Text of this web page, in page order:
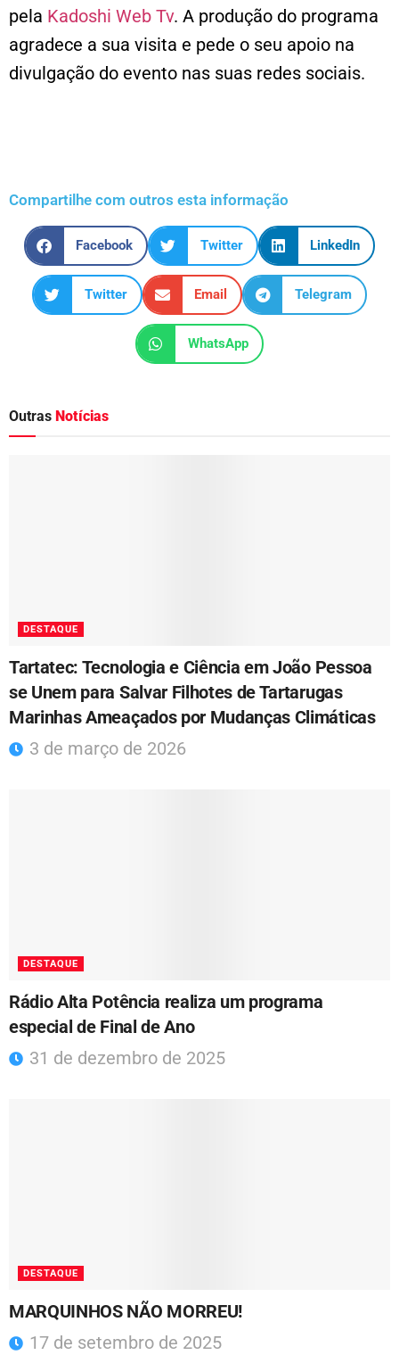
pela Kadoshi Web Tv. A produção do programa
agradece a sua visita e pede o seu apoio na
divulgação do evento nas suas redes sociais.
Compartilhe com outros esta informação
Facebook Twitter LinkedIn
Twitter Email Telegram
WhatsApp
Outras Notícias
DESTAQUE
Tartatec: Tecnologia e Ciência em João Pessoa
se Unem para Salvar Filhotes de Tartarugas
Marinhas Ameaçados por Mudanças Climáticas
3 de março de 2026
DESTAQUE
Rádio Alta Potência realiza um programa
especial de Final de Ano
31 de dezembro de 2025
DESTAQUE
MARQUINHOS NÃO MORREU!
17 de setembro de 2025